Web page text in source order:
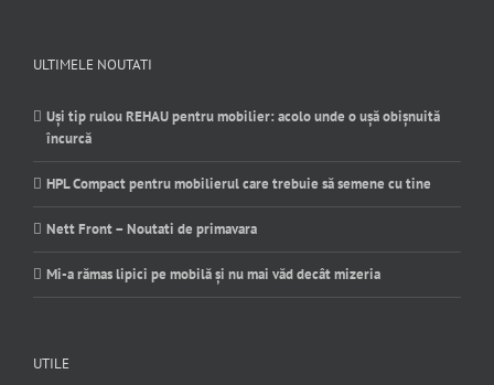
ULTIMELE NOUTATI
Uși tip rulou REHAU pentru mobilier: acolo unde o ușă obișnuită
încurcă
HPL Compact pentru mobilierul care trebuie să semene cu tine
Nett Front – Noutati de primavara
Mi-a rămas lipici pe mobilă și nu mai văd decât mizeria
UTILE